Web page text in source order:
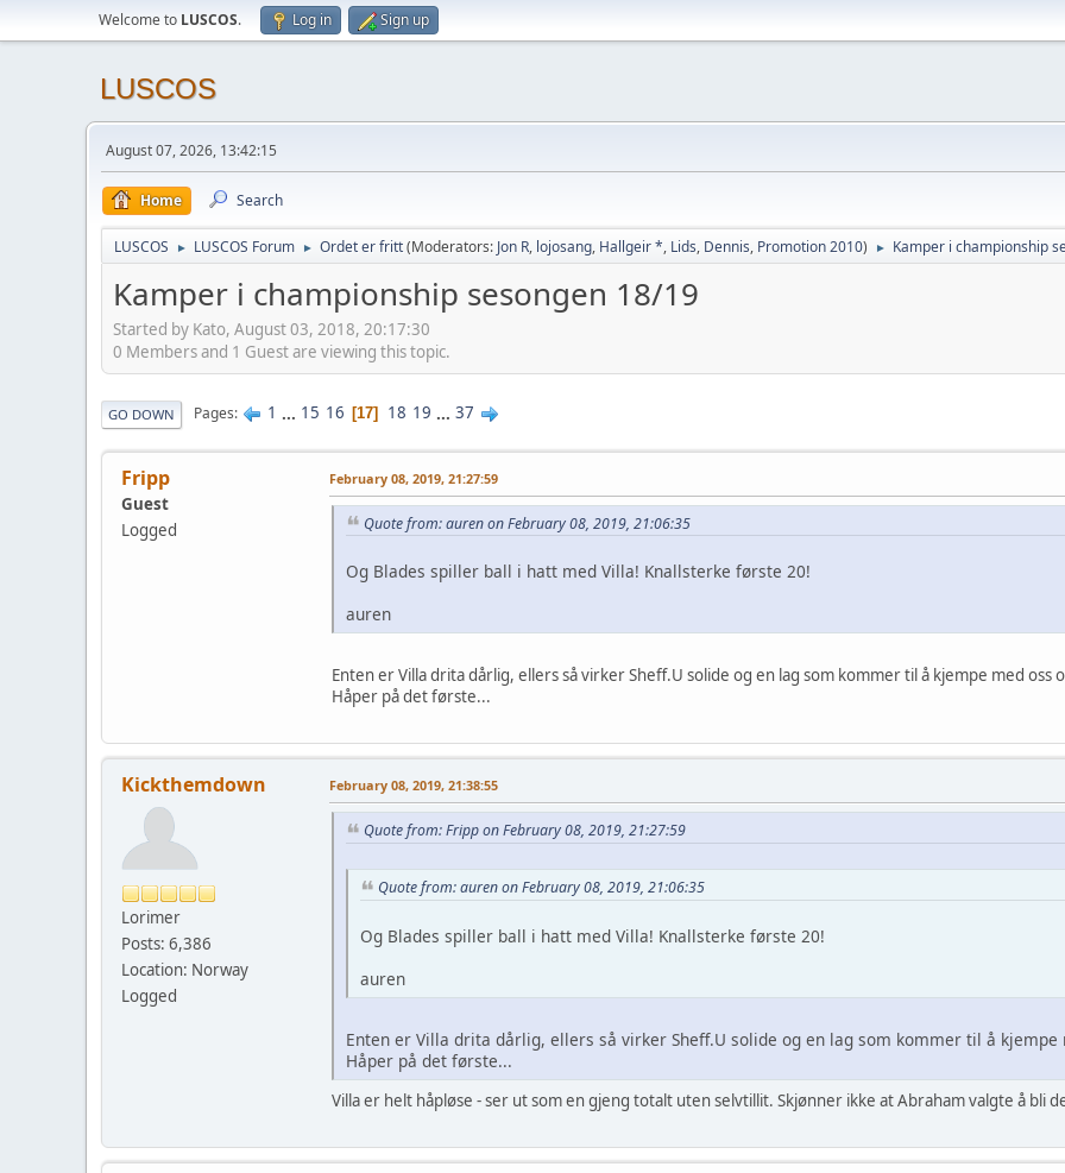
Welcome to LUSCOS. Log in Sign up
LUSCOS
August 07, 2026, 13:42:15
Home Search
LUSCOS ► LUSCOS Forum ► Ordet er fritt(Moderators: Jon R, lojosang, Hallgeir *, Lids, Dennis, Promotion 2010) ► Kamper i championship
Kamper i championship sesongen 18/19
Started by Kato, August 03, 2018, 20:17:30
0 Members and 1 Guest are viewing this topic.
GO DOWN Pages 1 ... 15 16 17 18 19 ... 37
Fripp
Guest
Logged
February 08, 2019, 21:27:59
Quote from: auren on February 08, 2019, 21:06:35
Og Blades spiller ball i hatt med Villa! Knallsterke første 20!
auren
Enten er Villa drita dårlig, ellers så virker Sheff.U solide og en lag som kommer til å kjempe med
Håper på det første...
Kickthemdown
Lorimer
Posts: 6,386
Location: Norway
Logged
February 08, 2019, 21:38:55
Quote from: Fripp on February 08, 2019, 21:27:59
Quote from: auren on February 08, 2019, 21:06:35
Og Blades spiller ball i hatt med Villa! Knallsterke første 20!
auren
Enten er Villa drita dårlig, ellers så virker Sheff.U solide og en lag som kommer til å
Håper på det første...
Villa er helt håpløse - ser ut som en gjeng totalt uten selvtillit. Skjønner ikke at Abraham valgte å bli